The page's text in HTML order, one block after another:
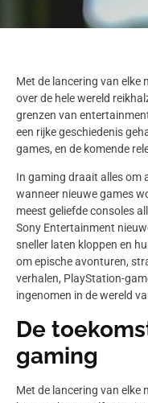
Met de lancering van elke
over de hele wereld
grenzen van
een rijke geschiedenis
games, en de komende
In gaming draait alles om
wanneer nieuwe games
meest geliefde consoles
Sony Entertainment
sneller laten kloppen en
om epische avonturen,
verhalen, PlayStation-
ingenomen in de wereld
De
gaming
Met de lancering van elke